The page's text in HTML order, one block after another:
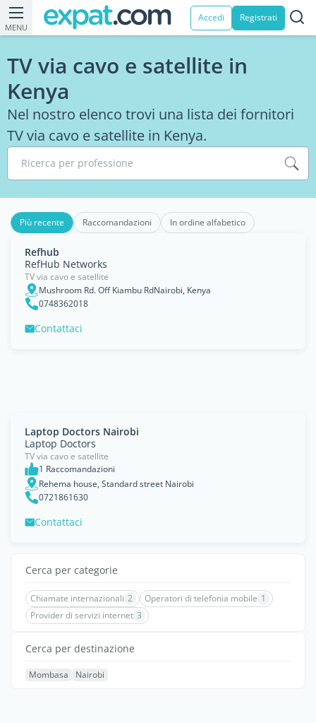
MENU
Accedi Registrati
TV via cavo e satellite in
Kenya
Nel nostro elenco trovi una lista dei fornitori
TV via cavo e satellite in Kenya.
Ricerca per professione
Più recente Raccomandazioni In ordine alfabetico
Refhub
RefHub Networks
TV via cavo e satellite
Mushroom Rd. Off Kiambu RdNairobi, Kenya
0748362018
Contattaci
Laptop Doctors Nairobi
Laptop Doctors
TV via cavo e satellite
1 Raccomandazioni
Rehema house, Standard street Nairobi
0721861630
Contattaci
Cerca per categorie
Chiamate internazionali 2 Operatori di telefonia mobile 1
Provider di servizi internet 3
Cerca per destinazione
Mombasa Nairobi